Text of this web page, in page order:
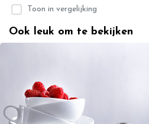
Toon in vergelijking
Ook leuk om te bekijken